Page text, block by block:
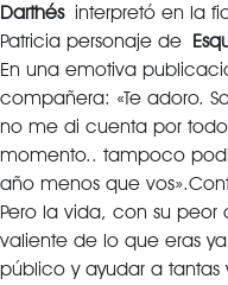
Darthésinterpretó en la
Patricia personaje de
En una emotiva
compañera: «Te adoro.
no me di cuenta por
momento.. tampoco
año menos que
Pero la vida, con su
valiente de lo que eras
público y ayudar a tantas